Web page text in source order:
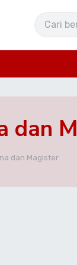
dan
dan Magister